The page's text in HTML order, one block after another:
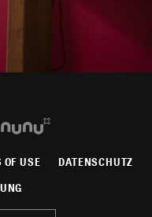
OF USE DATENSCHUTZ